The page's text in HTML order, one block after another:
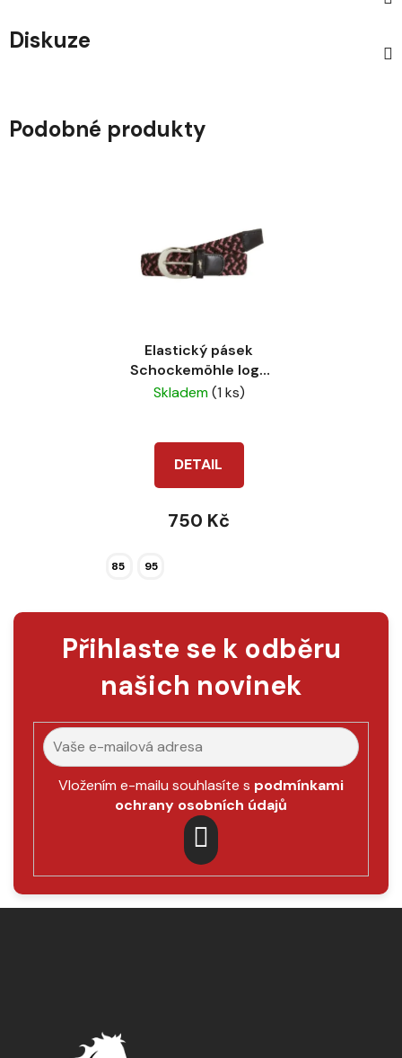
Diskuze
Podobné produkty
Elastický pásek
Schockemöhle logo
black-wine
Skladem(1 ks)
DETAIL
750 Kč
85 95
Přihlaste se k odběru
našich novinek
Vložením e-mailu souhlasíte s podmínkami
ochrany osobních údajů
PŘIHLÁSIT
SE